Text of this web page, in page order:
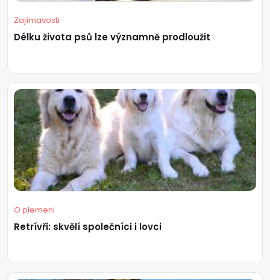
Zajímavosti
Délku života psů lze významně prodloužit
O plemeni
Retrívři: skvělí společníci i lovci